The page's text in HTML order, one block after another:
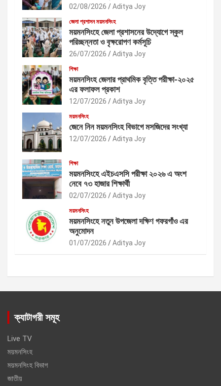
02/08/2026 Aditya Joy
জেলা প্রশাসন ময়মনসিংহ
ময়মনসিংহে জেলা প্রশাসনের উদ্যোগে স্কুল
পরিচ্ছন্নতা ও বৃক্ষরোপণ কর্মসূচি
26/07/2026 Aditya Joy
শিক্ষা
ময়মনসিংহ জেলার প্রাথমিক বৃত্তি পরীক্ষা-২০২৫
এর ফলাফল প্রকাশ
12/07/2026 Aditya Joy
ময়মনসিংহ
জেনে নিন ময়মনসিংহ বিভাগে মসজিদের সংখ্যা
12/07/2026 Aditya Joy
শিক্ষা
ময়মনসিংহে এইচএসসি পরীক্ষা ২০২৬ এ অংশ
নেবে ৭৩ হাজার শিক্ষার্থী
02/07/2026 Aditya Joy
ময়মনসিংহ
ময়মনসিংহে নতুন উপজেলা দক্ষিণ গফরগাঁও এর
অনুমোদন
01/07/2026 Aditya Joy
ক্যাটাগরী সমূহ
Live TV
ময়মনসিংহ
ময়মনসিংহ বিভাগ
জাতীয়